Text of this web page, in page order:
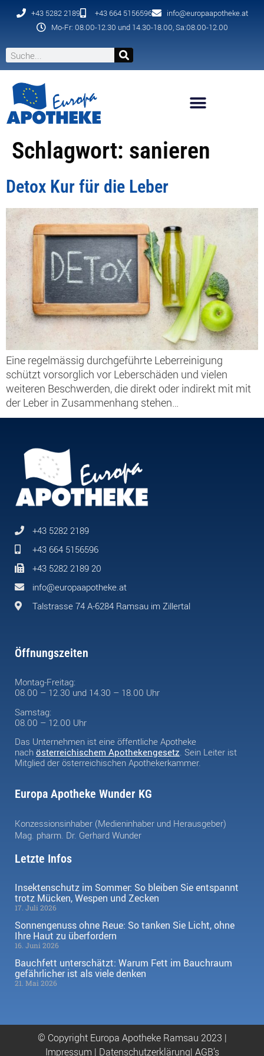
+43 5282 2189 +43 664 5156596
info@europaapotheke.at
Mo-Fr: 08.00-12.30 und 14.30-18.00, Sa:08.00-12.00
Schlagwort: sanieren
Detox Kur für die Leber
Eine regelmässig durchgeführte Leberreinigung
schützt vorsorglich vor Leberschäden und vielen
weiteren Beschwerden, die direkt oder indirekt mit mit
der Leber in Zusammenhang stehen…
+43 5282 2189
+43 664 5156596
+43 5282 2189 20
info@europaapotheke.at
Talstrasse 74 A-6284 Ramsau im Zillertal
Öffnungszeiten
Montag-Freitag:
08.00 – 12.30 und 14.30 – 18.00 Uhr
Samstag:
08.00 – 12.00 Uhr
Das Unternehmen ist eine öffentliche Apotheke
nach österreichischem Apothekengesetz. Sein Leiter ist
Mitglied der österreichischen Apothekerkammer.
Europa Apotheke Wunder KG
Konzessionsinhaber (Medieninhaber und Herausgeber)
Mag. pharm. Dr. Gerhard Wunder
Letzte Infos
Insektenschutz im Sommer: So bleiben Sie entspannt
trotz Mücken, Wespen und Zecken
17. Juli 2026
Sonnengenuss ohne Reue: So tanken Sie Licht, ohne
Ihre Haut zu überfordern
16. Juni 2026
Bauchfett unterschätzt: Warum Fett im Bauchraum
gefährlicher ist als viele denken
21. Mai 2026
© Copyright Europa Apotheke Ramsau 2023 |
Impressum | Datenschutzerklärung| AGB’s